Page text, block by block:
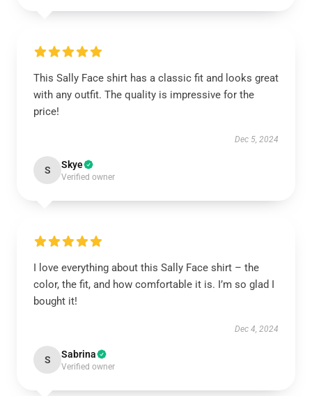
This Sally Face shirt has a classic fit and looks great
with any outfit. The quality is impressive for the
price!
Dec 5, 2024
S Skye
Verified owner
I love everything about this Sally Face shirt – the
color, the fit, and how comfortable it is. I’m so glad I
bought it!
Dec 4, 2024
S Sabrina
Verified owner